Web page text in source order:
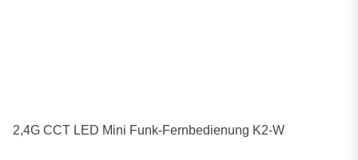
2,4G CCT LED Mini Funk-Fernbedienung K2-W